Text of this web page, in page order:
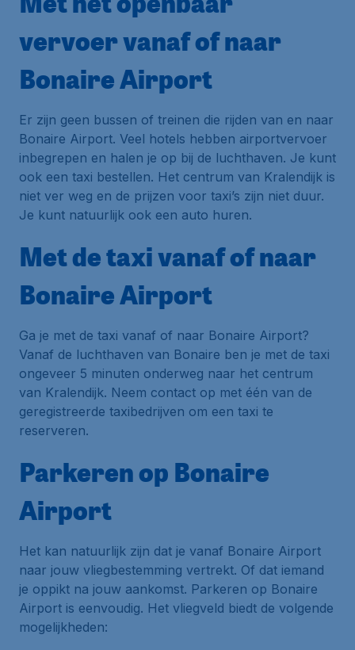
vervoer vanaf of naar
Bonaire Airport
Er zijn geen bussen of treinen die rijden van en naar
Bonaire Airport. Veel hotels hebben airportvervoer
inbegrepen en halen je op bij de luchthaven. Je kunt
ook een taxi bestellen. Het centrum van Kralendijk is
niet ver weg en de prijzen voor taxi’s zijn niet duur.
Je kunt natuurlijk ook een auto huren.
Met de taxi vanaf of naar
Bonaire Airport
Ga je met de taxi vanaf of naar Bonaire Airport?
Vanaf de luchthaven van Bonaire ben je met de taxi
ongeveer 5 minuten onderweg naar het centrum
van Kralendijk. Neem contact op met één van de
geregistreerde taxibedrijven om een taxi te
reserveren.
Parkeren op Bonaire
Airport
Het kan natuurlijk zijn dat je vanaf Bonaire Airport
naar jouw vliegbestemming vertrekt. Of dat iemand
je oppikt na jouw aankomst. Parkeren op Bonaire
Airport is eenvoudig. Het vliegveld biedt de volgende
mogelijkheden: